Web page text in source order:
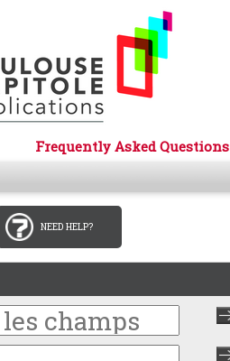
Frequently Asked Questions
NEED HELP?